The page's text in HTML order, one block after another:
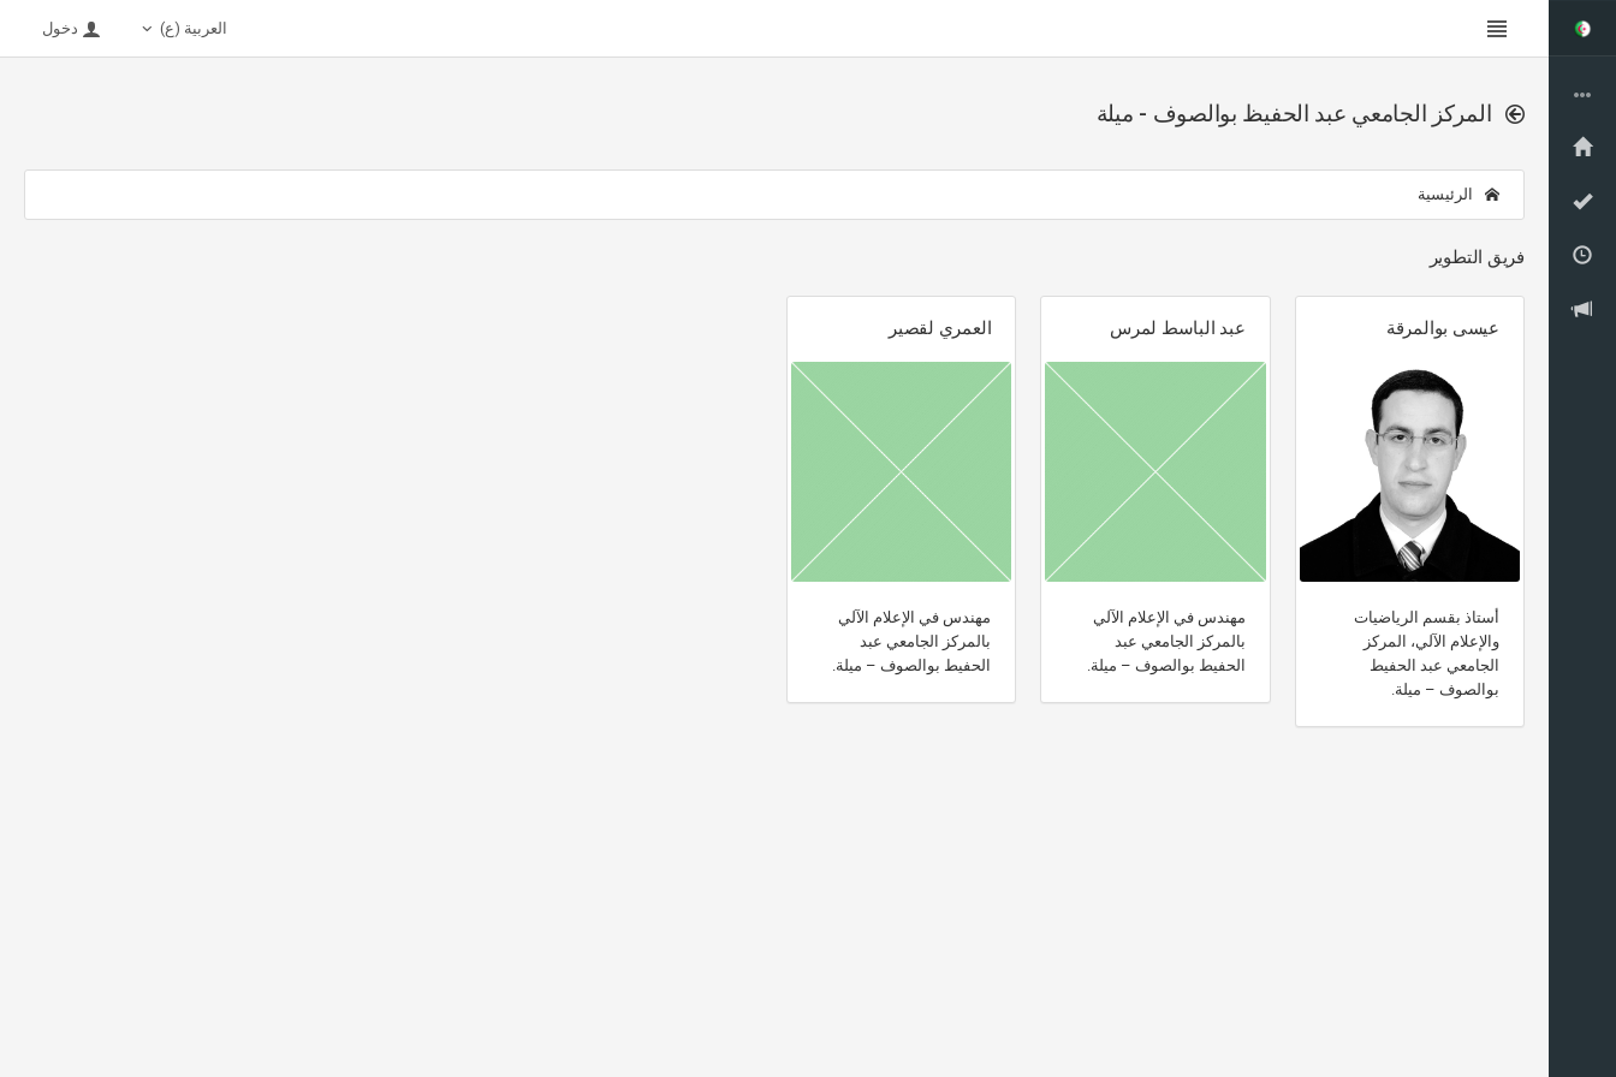
العربية (ع) دخول
المركز الجامعي عبد الحفيظ بوالصوف - ميلة
الرئيسية
فريق التطوير
عيسى بوالمرقة
أستاذ بقسم الرياضيات
والإعلام الآلي، المركز
الجامعي عبد الحفيط
بوالصوف – ميلة.
عبد الباسط لمرس
مهندس في الإعلام الآلي
بالمركز الجامعي عبد
الحفيط بوالصوف – ميلة.
العمري لقصير
مهندس في الإعلام الآلي
بالمركز الجامعي عبد
الحفيط بوالصوف – ميلة.